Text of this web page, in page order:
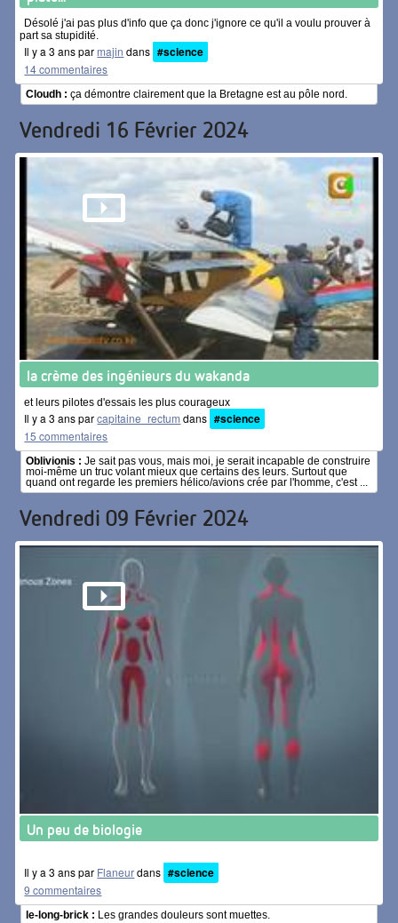
Désolé j'ai pas plus d'info que ça donc j'ignore ce qu'il a voulu prouver à
part sa stupidité.
Il y a 3 ans parmajin dans #science
14 commentaires
Cloudh : ça démontre clairement que la Bretagne est au pôle nord.
Vendredi 16 Février 2024
la crème des ingénieurs du wakanda
et leurs pilotes d'essais les plus courageux
Il y a 3 ans parcapitaine_rectum dans #science
15 commentaires
Oblivionis : Je sait pas vous, mais moi, je serait incapable de construire
moi-même un truc volant mieux que certains des leurs. Surtout que
quand ont regarde les premiers hélico/avions crée par l'homme, c'est ...
Vendredi 09 Février 2024
Un peu de biologie
Il y a 3 ans par Flaneurdans #science
9 commentaires
le-long-brick : Les grandes douleurs sont muettes.